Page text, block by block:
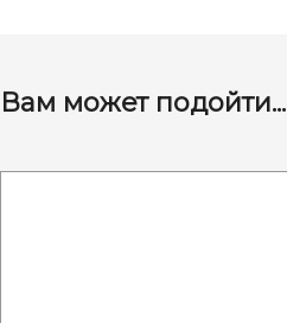
Вам может подойти...